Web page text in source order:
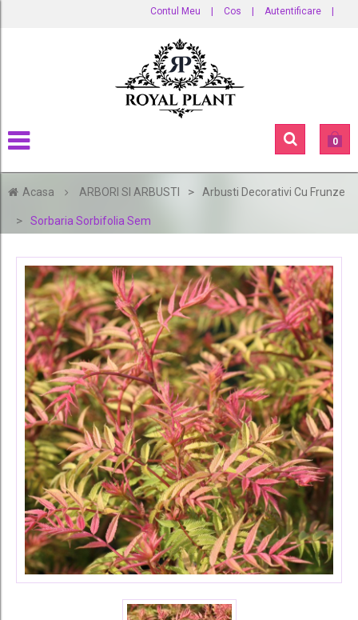
Contul Meu Cos Autentificare
0
Acasa ARBORI SI ARBUSTI > Arbusti Decorativi Cu Frunze
> Sorbaria Sorbifolia Sem